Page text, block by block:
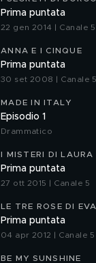
Prima puntata
22 gen 2014 | Canale 5
ANNA E I CINQUE
Prima puntata
30 set 2008 | Canale 5
MADE IN ITALY
Episodio 1
Drammatico
I MISTERI DI LAURA
Prima puntata
27 ott 2015 | Canale 5
LE TRE ROSE DI EVA
Prima puntata
04 apr 2012 | Canale 5
BE MY SUNSHINE